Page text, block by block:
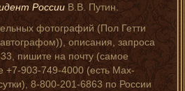
РоссииВ.В. Путин.
фотографий (Пол Гетти
описания, запроса
пишите на почту (самое
+7-903-749-4000 (есть Мах-
8-800-201-6863 по России